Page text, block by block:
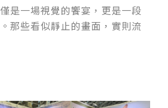
是一場視覺的饗宴，更是一段
那些看似靜止的畫面，實則流